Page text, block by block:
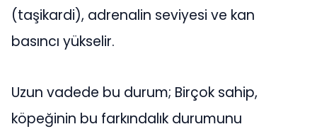
(taşikardi), adrenalin seviyesi ve kan
basıncı yükselir.
Uzun vadede bu durum; Birçok sahip,
köpeğinin bu farkındalık durumunu